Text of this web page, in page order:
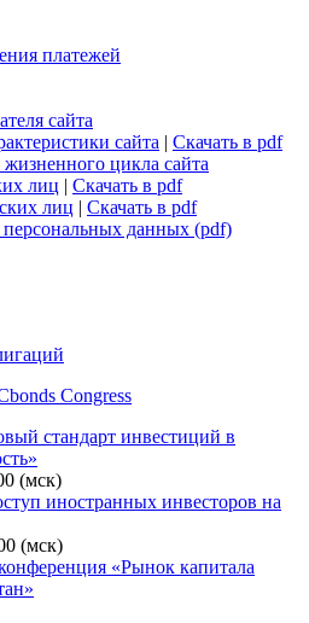
платежей
сайта
сайта | Скачать в pdf
цикла сайта
лиц | Скачать в pdf
лиц | Скачать в pdf
данных (pdf)
Congress
стандарт инвестиций в
(мск)
иностранных инвесторов на
(мск)
«Рынок капитала